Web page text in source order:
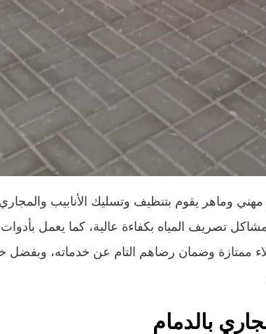
وماهر يقوم بتنظيف وتسليك الأنابيب
تصريف المياه بكفاءة عالية، كما يعمل
ممتازة وضمان رضاهم التام عن خدماته،
بالدمام